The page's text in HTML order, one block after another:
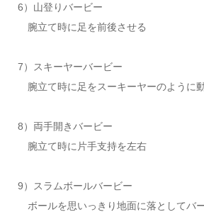
6）山登りバービー
腕立て時に足を前後させる
7）スキーヤーバービー
腕立て時に足をスーキーヤーのように
8）両手開きバービー
腕立て時に片手支持を左右
9）スラムボールバービー
ボールを思いっきり地面に落としてバ